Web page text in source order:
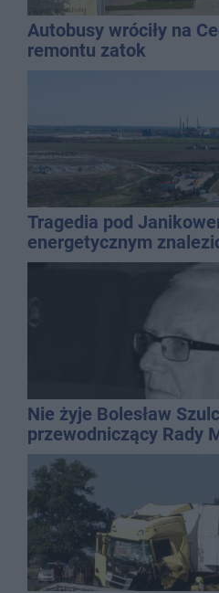
Autobusy wróciły na
remontu zatok
Tragedia pod
energetycznym
mężczyzny
Nie żyje Bolesław
przewodniczący Rady
dyrektor SP 14